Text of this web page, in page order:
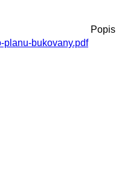
Popis
planu-bukovany.pdf